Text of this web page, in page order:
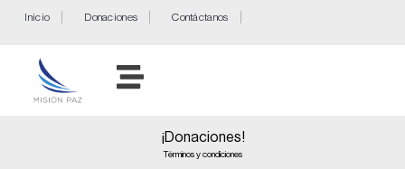
Inicio Donaciones Contáctanos
¡Donaciones!
Términos y condiciones